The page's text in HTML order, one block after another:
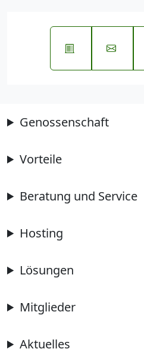
Genossenschaft
Vorteile
Beratung und Service
Hosting
Lösungen
Mitglieder
Aktuelles